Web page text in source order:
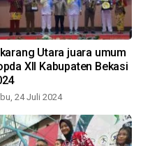
Utara juara umum
XII Kabupaten Bekasi
24 Juli 2024